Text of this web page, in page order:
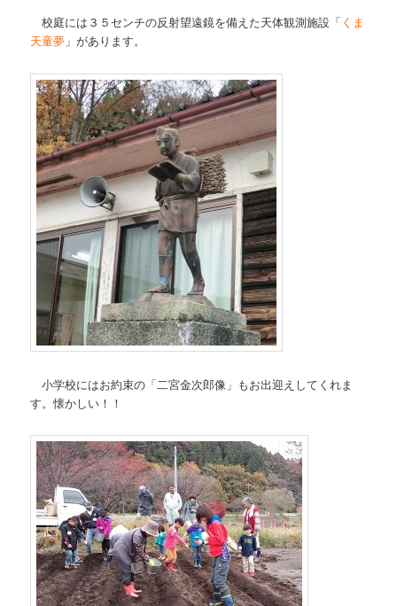
校庭には３５センチの反射望遠鏡を備えた天体観測施設「 くま
天童夢 」があります。
小学校にはお約束の「二宮金次郎像」もお出迎えしてくれま
す。懐かしい！！